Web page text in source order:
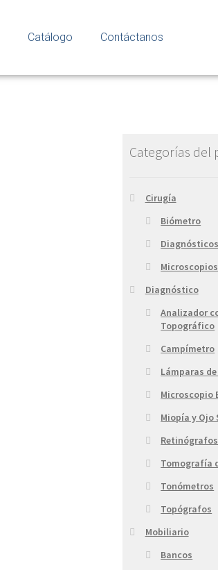
Catálogo Contáctanos
Categorías del
Cirugía
Biómetro
Diagnóstico
Analizador
Topográfico
Campímetro
Lámparas
Microscopio
Miopía y Ojo
Retinógrafos
Tomografía
Tonómetros
Topógrafos
Mobiliario
Bancos